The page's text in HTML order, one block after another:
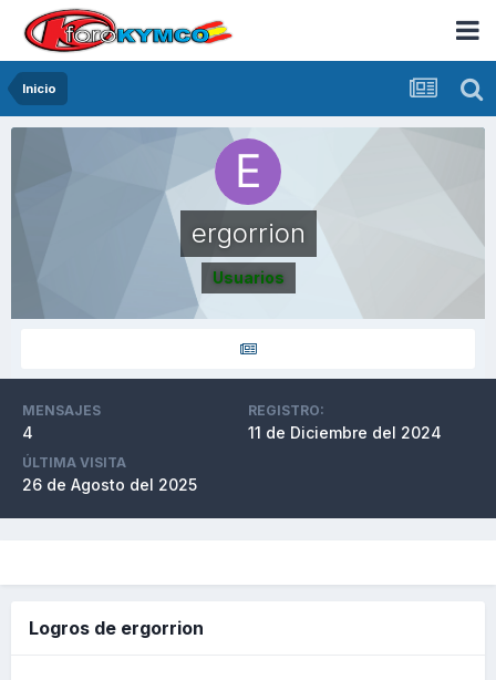
Inicio
ergorrion
Usuarios
MENSAJES
4
REGISTRO:
11 de Diciembre del 2024
ÚLTIMA VISITA
26 de Agosto del 2025
Logros de ergorrion